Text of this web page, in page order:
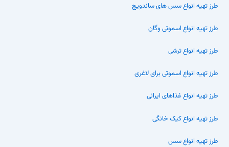
طرز تهیه انواع سس های ساندویچ
طرز تهیه انواع اسموتی وگان
طرز تهیه انواع ترشی
طرز تهیه انواع اسموتی برای لاغری
طرز تهیه انواع غذاهای ایرانی
طرز تهیه انواع کیک خانگی
طرز تهیه انواع سس